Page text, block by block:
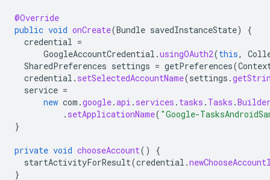
@Override
public void onCreate(Bundle savedInstanceState)
{
credential =
GoogleAccountCredential .usingOAuth2(this,
SharedPreferences settings = getPreferences(
credential . setSelectedAccountName(settings .
service =
new com .google.api . services . tasks . Tasks .
. setApplicationName( "Google-
}
private void chooseAccount()
{
startActivityForResult(credential .
}